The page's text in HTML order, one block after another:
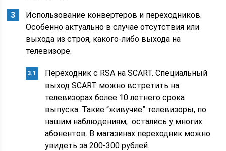
Использование конвертеров и переходников.
Особенно актуально в случае отсутствия или
выхода из строя, какого-либо выхода на
телевизоре.
Переходник с RSA на SCART. Специальный
выход SCART можно встретить на
телевизорах более 10 летнего срока
выпуска. Такие “живучие” телевизоры, по
нашим наблюдениям, остались у многих
абонентов. В магазинах переходник можно
увидеть за 200-300 рублей.